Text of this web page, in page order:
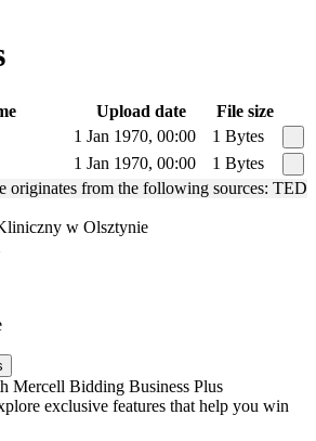
Upload date
File size
1 Jan 1970, 00:00
1 Bytes
1 Jan 1970, 00:00
1 Bytes
originates from the following sources: TED
w Olsztynie
Mercell Bidding Business Plus
exclusive features that help you win